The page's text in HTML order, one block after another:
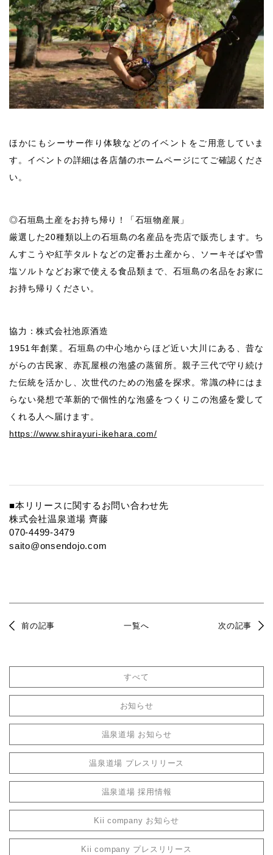
ほかにもシーサー作り体験などのイベントをご用意していま
す。イベントの詳細は各店舗のホームページにてご確認くださ
い。
◎石垣島土産をお持ち帰り！「石垣物産展」
厳選した20種類以上の石垣島の名産品を売店で販売します。ち
んすこうや紅芋タルトなどの定番お土産から、ソーキそばや雪
塩ソルトなどお家で使える食品類まで、石垣島の名品をお家に
お持ち帰りください。
協力：株式会社池原酒造
1951年創業。石垣島の中心地からほど近い大川にある、昔な
がらの古民家、赤瓦屋根の泡盛の蒸留所。親子三代で守り続け
た伝統を活かし、次世代のための泡盛を探求。常識の枠にはま
らない発想で革新的で個性的な泡盛をつくりこの泡盛を愛して
くれる人へ届けます。
https://www.shirayuri-ikehara.com/
■本リリースに関するお問い合わせ先
株式会社温泉道場 齊藤
070-4499-3479
saito@onsendojo.com
前の記事 一覧へ 次の記事
すべて
お知らせ
温泉道場 お知らせ
温泉道場 プレスリリース
温泉道場 採用情報
Kii company お知らせ
Kii company プレスリリース